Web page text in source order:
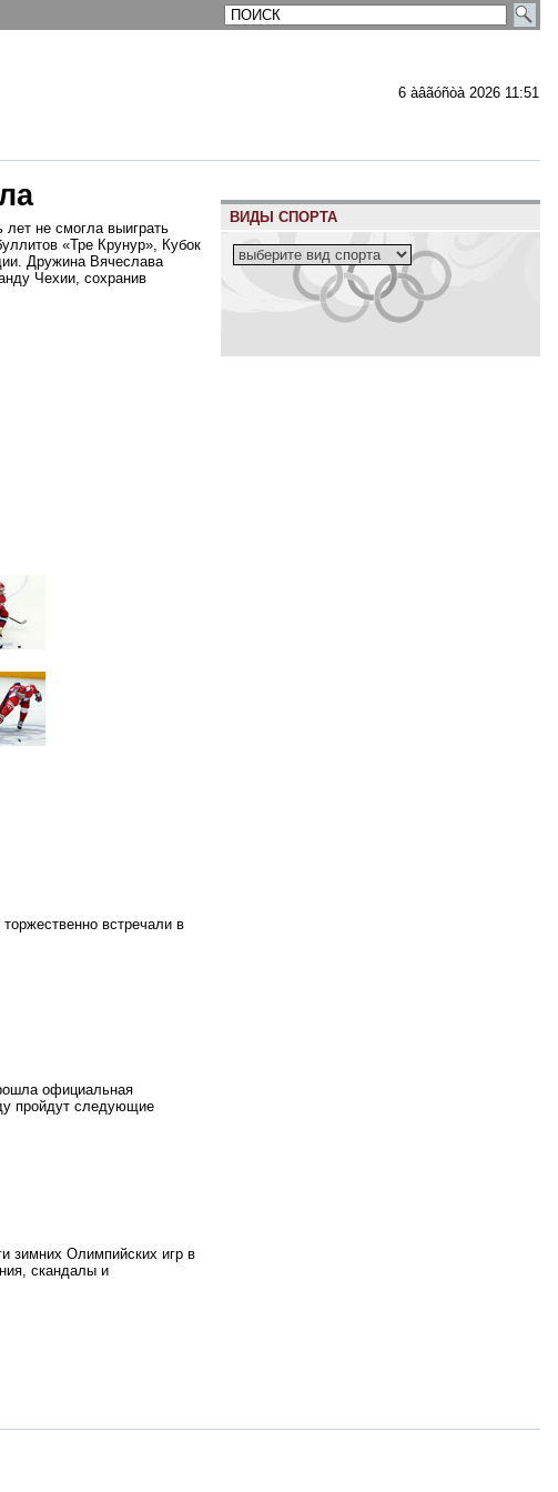
6 àâãóñòà 2026 11:51
не смогла выиграть
«Тре Крунур», Кубок
Дружина Вячеслава
Чехии, сохранив
встречали в
официальная
пройдут следующие
зимних Олимпийских игр в
скандалы и
ВИДЫ СПОРТА